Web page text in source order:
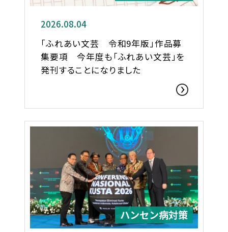
2026.08.04
「ふれあい文芸 令和9年版」作品募
集要項 今年度も「ふれあい文芸」を
発刊することになりました
ハンセン病対策